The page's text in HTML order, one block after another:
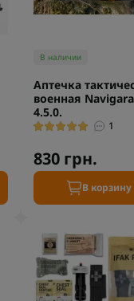
В наличии
Аптечка
военная Navigara
4.5.0.
1
830 грн.
В корзину